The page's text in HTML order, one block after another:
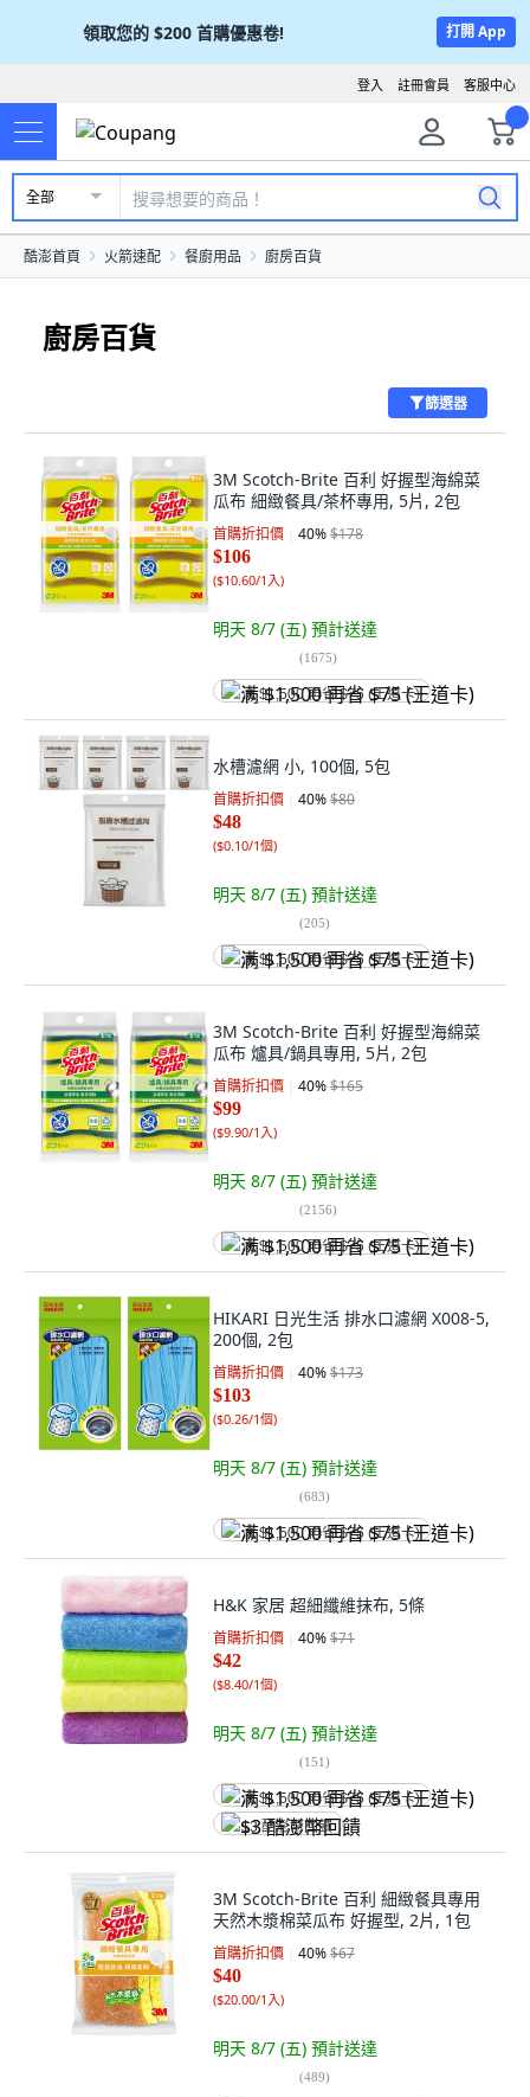
領取您的 $200 首購優惠卷! 打開 App
客服中心
註冊會員
登入
全部
酷澎首頁 火箭速配 餐廚用品 廚房百貨
廚房百貨
篩選器
3M Scotch-Brite 百利 好握型海綿菜
瓜布 細緻餐具/茶杯專用, 5片, 2包
首購折扣價 40%$178
$106
($10.60/1入)
明天 8/7 (五) 預計送達
(1675)
满 $1,500 再省 $75 (王道卡)
水槽濾網 小, 100個, 5包
首購折扣價 40%$80
$48
($0.10/1個)
明天 8/7 (五) 預計送達
(205)
满 $1,500 再省 $75 (王道卡)
3M Scotch-Brite 百利 好握型海綿菜
瓜布 爐具/鍋具專用, 5片, 2包
首購折扣價 40%$165
$99
($9.90/1入)
明天 8/7 (五) 預計送達
(2156)
满 $1,500 再省 $75 (王道卡)
HIKARI 日光生活 排水口濾網 X008-5,
200個, 2包
首購折扣價 40%$173
$103
($0.26/1個)
明天 8/7 (五) 預計送達
(683)
满 $1,500 再省 $75 (王道卡)
H&K 家居 超細纖維抹布, 5條
首購折扣價 40%$71
$42
($8.40/1個)
明天 8/7 (五) 預計送達
(151)
满 $1,500 再省 $75 (王道卡)
$3 酷澎幣回饋
3M Scotch-Brite 百利 細緻餐具專用
天然木漿棉菜瓜布 好握型, 2片, 1包
首購折扣價 40%$67
$40
($20.00/1入)
明天 8/7 (五) 預計送達
(489)